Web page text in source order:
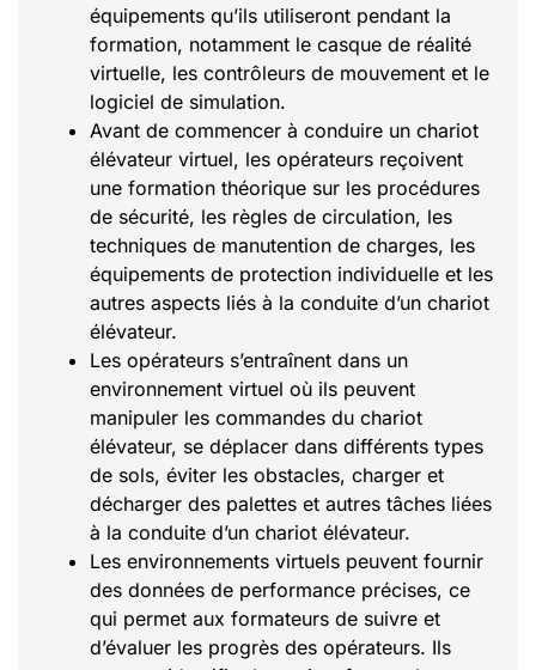
équipements qu’ils utiliseront pendant la
formation, notamment le casque de réalité
virtuelle, les contrôleurs de mouvement et le
logiciel de simulation.
Avant de commencer à conduire un chariot
élévateur virtuel, les opérateurs reçoivent
une formation théorique sur les procédures
de sécurité, les règles de circulation, les
techniques de manutention de charges, les
équipements de protection individuelle et les
autres aspects liés à la conduite d’un chariot
élévateur.
Les opérateurs s’entraînent dans un
environnement virtuel où ils peuvent
manipuler les commandes du chariot
élévateur, se déplacer dans différents types
de sols, éviter les obstacles, charger et
décharger des palettes et autres tâches liées
à la conduite d’un chariot élévateur.
Les environnements virtuels peuvent fournir
des données de performance précises, ce
qui permet aux formateurs de suivre et
d’évaluer les progrès des opérateurs. Ils